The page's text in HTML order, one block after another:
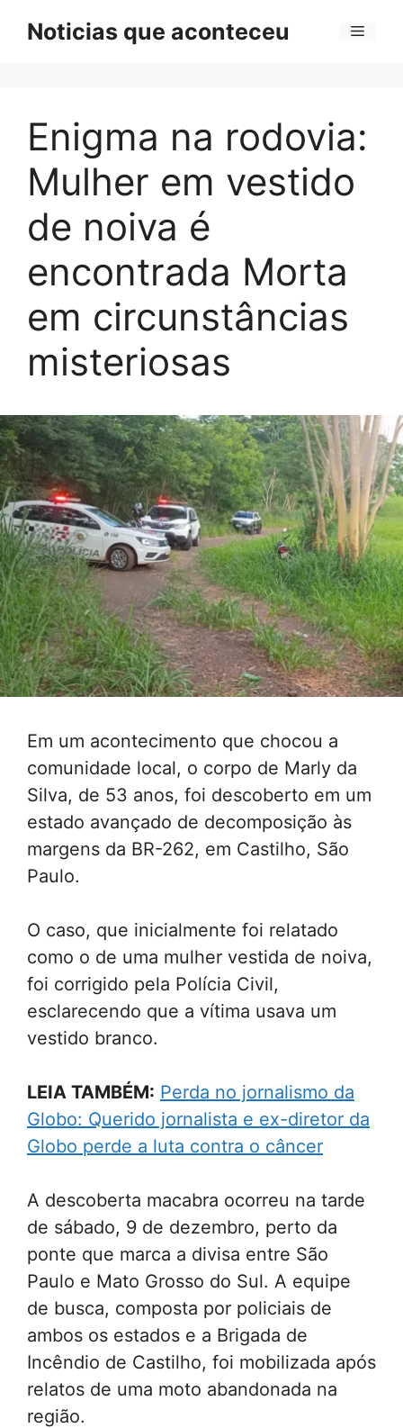
Noticias que aconteceu Menu
Enigma na rodovia:
Mulher em vestido
de noiva é
encontrada Morta
em circunstâncias
misteriosas
Em um acontecimento que chocou a
comunidade local, o corpo de Marly da
Silva, de 53 anos, foi descoberto em um
estado avançado de decomposição às
margens da BR-262, em Castilho, São
Paulo.
O caso, que inicialmente foi relatado
como o de uma mulher vestida de noiva,
foi corrigido pela Polícia Civil,
esclarecendo que a vítima usava um
vestido branco.
LEIA TAMBÉM: Perda no jornalismo da
Globo: Querido jornalista e ex-diretor da
Globo perde a luta contra o câncer
A descoberta macabra ocorreu na tarde
de sábado, 9 de dezembro, perto da
ponte que marca a divisa entre São
Paulo e Mato Grosso do Sul. A equipe
de busca, composta por policiais de
ambos os estados e a Brigada de
Incêndio de Castilho, foi mobilizada após
relatos de uma moto abandonada na
região.